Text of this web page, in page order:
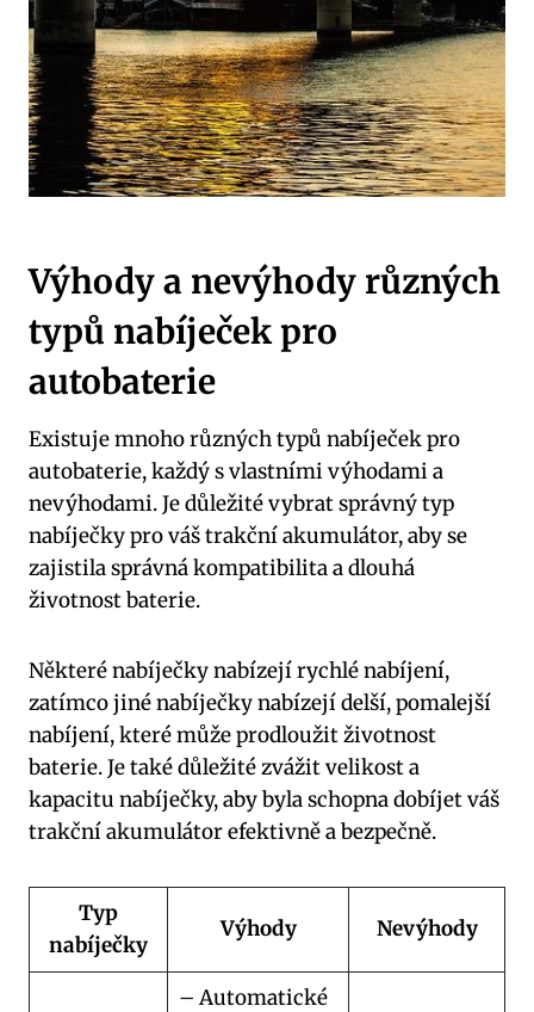
Výhody a nevýhody různých
typů nabíječek pro
autobaterie
Existuje mnoho různých typů nabíječek pro
autobaterie, každý s vlastními výhodami a
nevýhodami. Je důležité vybrat správný typ
nabíječky pro váš trakční akumulátor, aby se
zajistila správná kompatibilita a dlouhá
životnost baterie.
Některé nabíječky nabízejí rychlé nabíjení,
zatímco jiné nabíječky nabízejí delší, pomalejší
nabíjení, které může prodloužit životnost
baterie. Je také důležité zvážit velikost a
kapacitu nabíječky, aby byla schopna dobíjet váš
trakční akumulátor efektivně a bezpečně.
Typ
nabíječky
Výhody Nevýhody
– Automatické